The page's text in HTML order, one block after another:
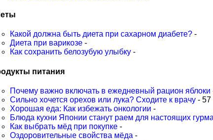
Какой должна быть диета при сахарном диабете? -
Диета при варикозе -
Как сохранить белозубую улыбку -
питания
Почему важно включать в ежедневный рацион яблоки
Сильно хочется орехов или лука? Сходите к врачу - 57
Хорошая еда: Как избежать онкологии -
Блюда кухни Японии станут раем для настоящих
Как выбрать мёд при покупке -
Оздоровительные свойства мёда -